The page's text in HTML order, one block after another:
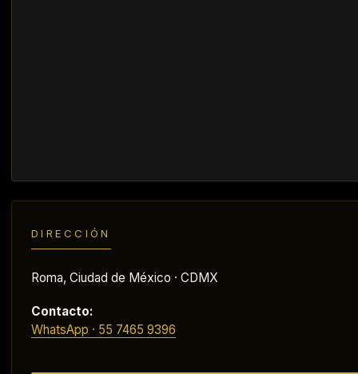
DIRECCIÓN
Roma, Ciudad de México · CDMX
Contacto:
WhatsApp · 55 7465 9396